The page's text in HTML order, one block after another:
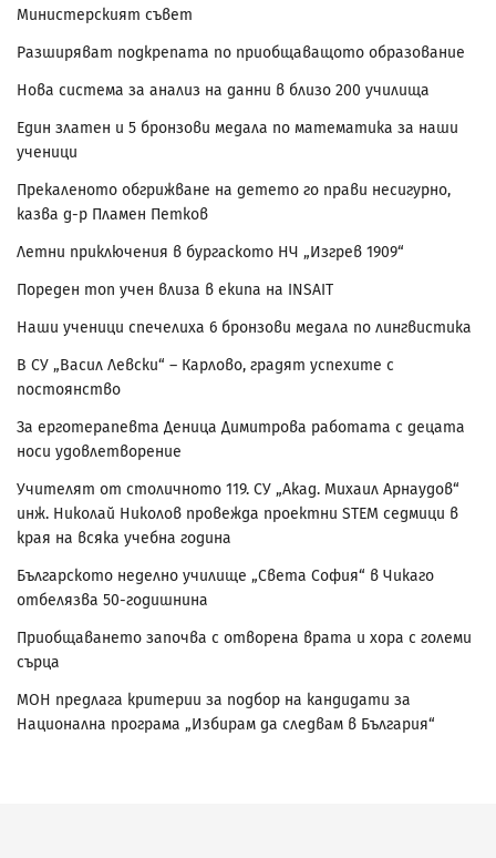
Министерският съвет
Разширяват подкрепата по приобщаващото образование
Нова система за анализ на данни в близо 200 училища
Един златен и 5 бронзови медала по математика за наши
ученици
Прекаленото обгрижване на детето го прави несигурно,
казва д-р Пламен Петков
Летни приключения в бургаското НЧ „Изгрев 1909“
Пореден топ учен влиза в екипа на INSAIT
Наши ученици спечелиха 6 бронзови медала по лингвистика
В СУ „Васил Левски“ – Карлово, градят успехите с
постоянство
За ерготерапевта Деница Димитрова работата с децата
носи удовлетворение
Учителят от столичното 119. СУ „Акад. Михаил Арнаудов“
инж. Николай Николов провежда проектни STEM седмици в
края на всяка учебна година
Българското неделно училище „Света София“ в Чикаго
отбелязва 50-годишнина
Приобщаването започва с отворена врата и хора с големи
сърца
МОН предлага критерии за подбор на кандидати за
Национална програма „Избирам да следвам в България“